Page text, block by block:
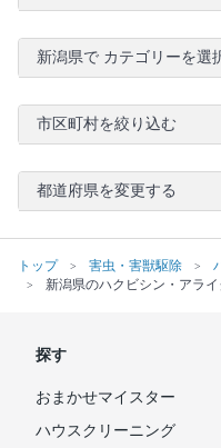
新潟県で カテゴリーを選
市区町村を絞り込む
都道府県を変更する
トップ 害虫・害獣駆除
新潟県のハクビシン・アラ
探す
おまかせマイスター
ハウスクリーニング